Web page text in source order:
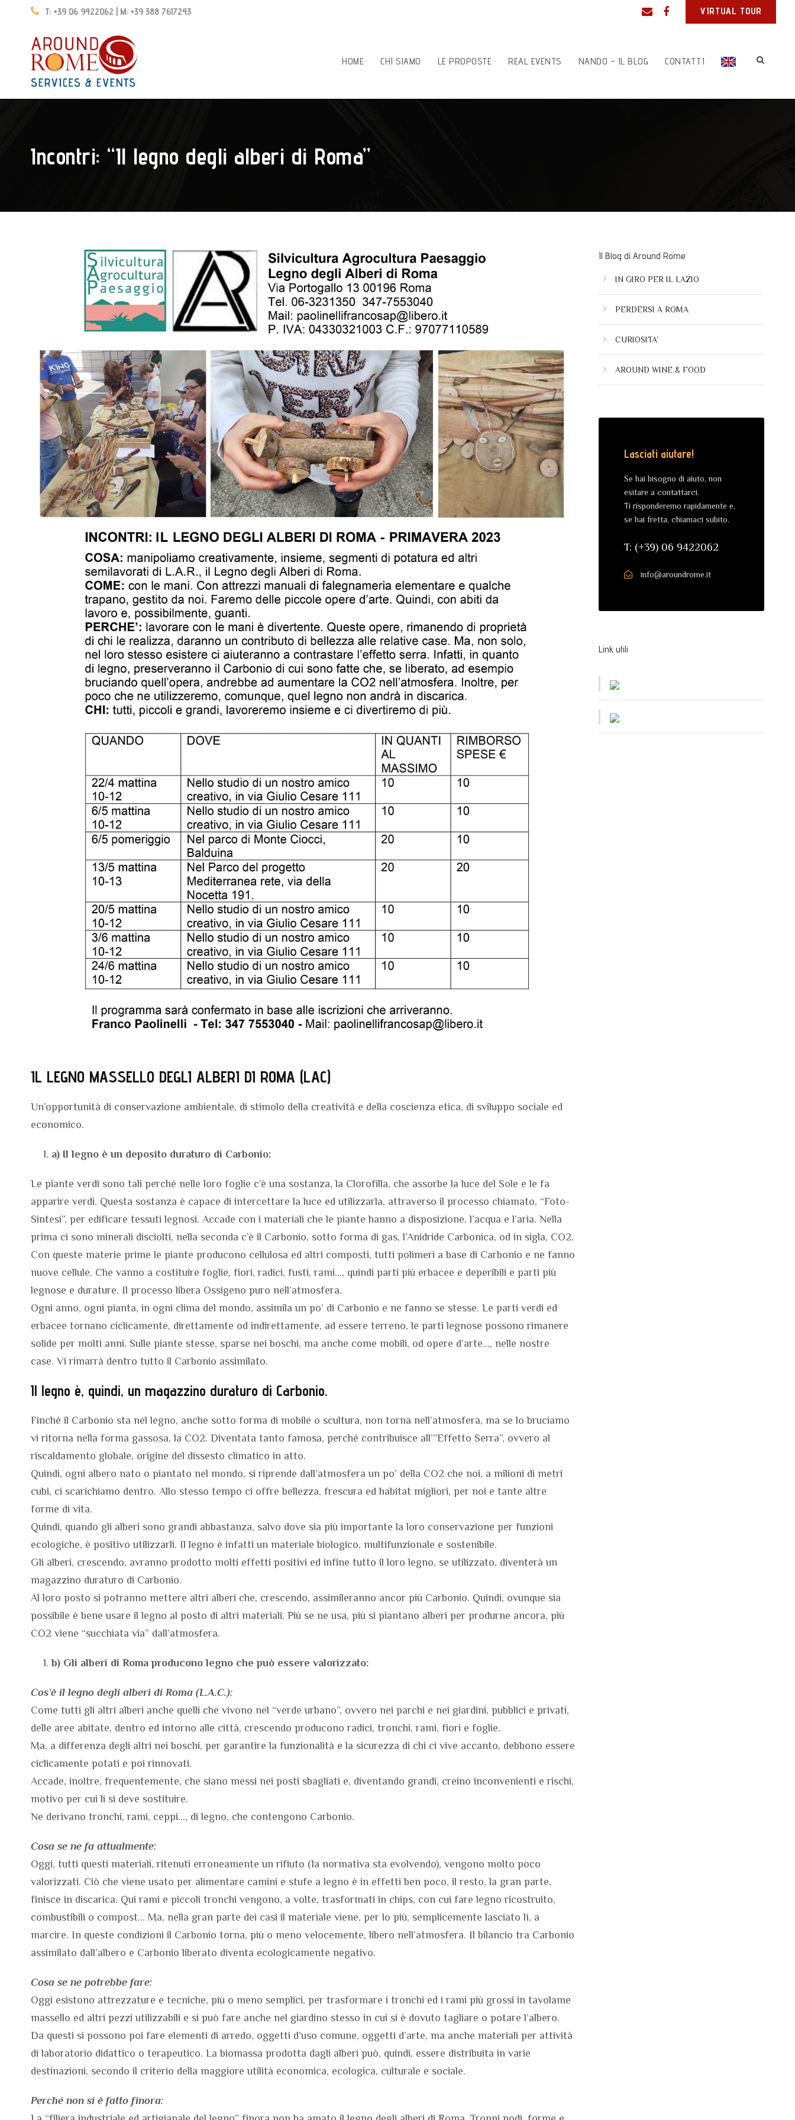
T: +39 06 9422062 | M: +39 388 7617243 VIRTUAL TOUR
HOME CHI SIAMO LE PROPOSTE REAL EVENTS NANDO – IL BLOG CONTATTI
Incontri: “Il legno degli alberi di Roma”
IL LEGNO MASSELLO DEGLI ALBERI DI ROMA (LAC)
Un’opportunità di conservazione ambientale, di stimolo della creatività e della coscienza etica, di sviluppo sociale ed
economico.
a) Il legno è un deposito duraturo di Carbonio:
Le piante verdi sono tali perché nelle loro foglie c’è una sostanza, la Clorofilla, che assorbe la luce del Sole e le fa
apparire verdi. Questa sostanza è capace di intercettare la luce ed utilizzarla, attraverso il processo chiamato, “Foto-
Sintesi”, per edificare tessuti legnosi. Accade con i materiali che le piante hanno a disposizione, l’acqua e l’aria. Nella
prima ci sono minerali disciolti, nella seconda c’è il Carbonio, sotto forma di gas, l’Anidride Carbonica, od in sigla, CO2.
Con queste materie prime le piante producono cellulosa ed altri composti, tutti polimeri a base di Carbonio e ne fanno
nuove cellule. Che vanno a costituire foglie, fiori, radici, fusti, rami…, quindi parti più erbacee e deperibili e parti più
legnose e durature. Il processo libera Ossigeno puro nell’atmosfera.
Ogni anno, ogni pianta, in ogni clima del mondo, assimila un po’ di Carbonio e ne fanno se stesse. Le parti verdi ed
erbacee tornano ciclicamente, direttamente od indirettamente, ad essere terreno, le parti legnose possono rimanere
solide per molti anni. Sulle piante stesse, sparse nei boschi, ma anche come mobili, od opere d’arte…, nelle nostre
case. Vi rimarrà dentro tutto il Carbonio assimilato.
Il legno è, quindi, un magazzino duraturo di Carbonio.
Finché il Carbonio sta nel legno, anche sotto forma di mobile o scultura, non torna nell’atmosfera, ma se lo bruciamo
vi ritorna nella forma gassosa, la CO2. Diventata tanto famosa, perché contribuisce all’”Effetto Serra”, ovvero al
riscaldamento globale, origine del dissesto climatico in atto.
Quindi, ogni albero nato o piantato nel mondo, si riprende dall’atmosfera un po’ della CO2 che noi, a milioni di metri
cubi, ci scarichiamo dentro. Allo stesso tempo ci offre bellezza, frescura ed habitat migliori, per noi e tante altre
forme di vita.
Quindi, quando gli alberi sono grandi abbastanza, salvo dove sia più importante la loro conservazione per funzioni
ecologiche, è positivo utilizzarli. Il legno è infatti un materiale biologico, multifunzionale e sostenibile.
Gli alberi, crescendo, avranno prodotto molti effetti positivi ed infine tutto il loro legno, se utilizzato, diventerà un
magazzino duraturo di Carbonio.
Al loro posto si potranno mettere altri alberi che, crescendo, assimileranno ancor più Carbonio. Quindi, ovunque sia
possibile è bene usare il legno al posto di altri materiali. Più se ne usa, più si piantano alberi per produrne ancora, più
CO2 viene “succhiata via” dall’atmosfera.
b) Gli alberi di Roma producono legno che può essere valorizzato:
Cos’è il legno degli alberi di Roma (L.A.C.):
Come tutti gli altri alberi anche quelli che vivono nel “verde urbano”, ovvero nei parchi e nei giardini, pubblici e privati,
delle aree abitate, dentro ed intorno alle città, crescendo producono radici, tronchi, rami, fiori e foglie.
Ma, a differenza degli altri nei boschi, per garantire la funzionalità e la sicurezza di chi ci vive accanto, debbono essere
ciclicamente potati e poi rinnovati.
Accade, inoltre, frequentemente, che siano messi nei posti sbagliati e, diventando grandi, creino inconvenienti e rischi,
motivo per cui li si deve sostituire.
Ne derivano tronchi, rami, ceppi…, di legno, che contengono Carbonio.
Cosa se ne fa attualmente:
Oggi, tutti questi materiali, ritenuti erroneamente un rifiuto (la normativa sta evolvendo), vengono molto poco
valorizzati. Ciò che viene usato per alimentare camini e stufe a legno è in effetti ben poco, il resto, la gran parte,
finisce in discarica. Qui rami e piccoli tronchi vengono, a volte, trasformati in chips, con cui fare legno ricostruito,
combustibili o compost… Ma, nella gran parte dei casi il materiale viene, per lo più, semplicemente lasciato lì, a
marcire. In queste condizioni il Carbonio torna, più o meno velocemente, libero nell’atmosfera. Il bilancio tra Carbonio
assimilato dall’albero e Carbonio liberato diventa ecologicamente negativo.
Cosa se ne potrebbe fare:
Oggi esistono attrezzature e tecniche, più o meno semplici, per trasformare i tronchi ed i rami più grossi in tavolame
massello ed altri pezzi utilizzabili e si può fare anche nel giardino stesso in cui si è dovuto tagliare o potare l’albero.
Da questi si possono poi fare elementi di arredo, oggetti d’uso comune, oggetti d’arte, ma anche materiali per attività
di laboratorio didattico o terapeutico. La biomassa prodotta dagli alberi può, quindi, essere distribuita in varie
destinazioni, secondo il criterio della maggiore utilità economica, ecologica, culturale e sociale.
Perché non si è fatto finora:
Il Blog di Around Rome
IN GIRO PER IL LAZIO
PERDERSI A ROMA
CURIOSITA’
AROUND WINE & FOOD
Lasciati aiutare!
Se hai bisogno di aiuto, non
esitare a contattarci.
Ti risponderemo rapidamente e,
se hai fretta, chiamaci subito.
T: (+39) 06 9422062
info@aroundrome.it
Link utili